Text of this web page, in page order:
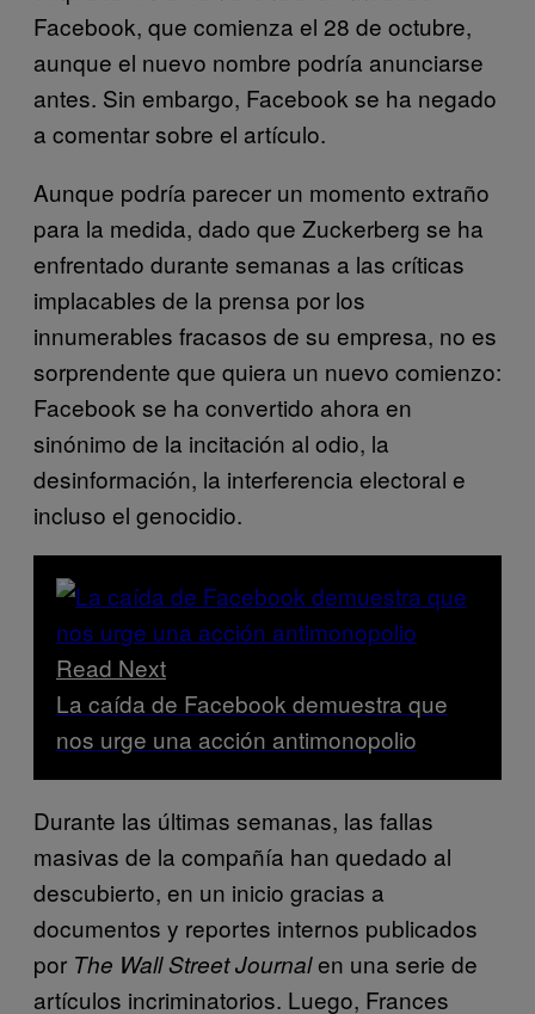
Facebook, que comienza el 28 de octubre,
aunque el nuevo nombre podría anunciarse
antes. Sin embargo, Facebook se ha negado
a comentar sobre el artículo.
Aunque podría parecer un momento extraño
para la medida, dado que Zuckerberg se ha
enfrentado durante semanas a las críticas
implacables de la prensa por los
innumerables fracasos de su empresa, no es
sorprendente que quiera un nuevo comienzo:
Facebook se ha convertido ahora en
sinónimo de la incitación al odio, la
desinformación, la interferencia electoral e
incluso el genocidio.
Read Next
La caída de Facebook demuestra que
nos urge una acción antimonopolio
Durante las últimas semanas, las fallas
masivas de la compañía han quedado al
descubierto, en un inicio gracias a
documentos y reportes internos publicados
por The Wall Street Journalen una serie de
artículos incriminatorios. Luego, Frances